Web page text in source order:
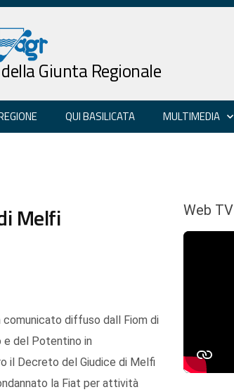
Giunta Regionale
QUI BASILICATA MULTIMEDIA
Melfi
comunicato diffuso dall Fiom di
e del Potentino in
il Decreto del Giudice di Melfi
la Fiat per attività
Web TV